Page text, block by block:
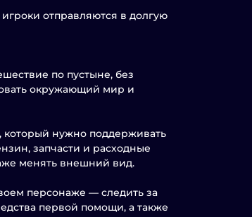
отправляются в долгую
по пустыне, без
окружающий мир и
который нужно поддерживать
запчасти и расходные
менять внешний вид.
персонаже — следить за
первой помощи, а также